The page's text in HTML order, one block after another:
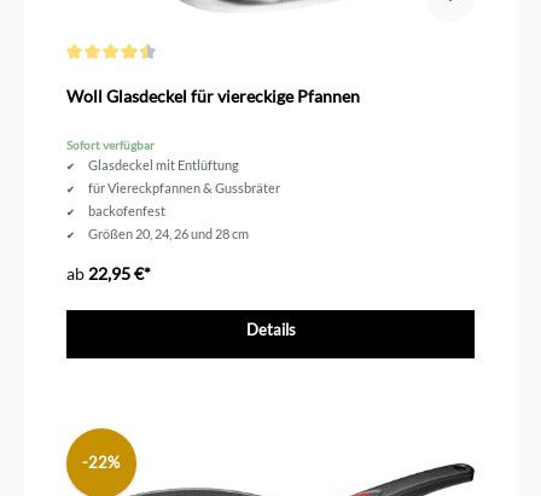
Woll Glasdeckel für viereckige Pfannen
Sofort verfügbar
Glasdeckel mit Entlüftung
für Viereckpfannen & Gussbräter
backofenfest
Größen 20, 24, 26 und 28 cm
ab 22,95 €*
Details
-22%